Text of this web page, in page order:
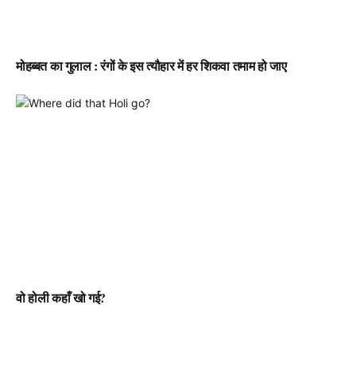
मोहब्बत का गुलाल : रंगों के इस त्यौहार में हर शिकवा तमाम हो जाए
वो होली कहाँ खो गई?